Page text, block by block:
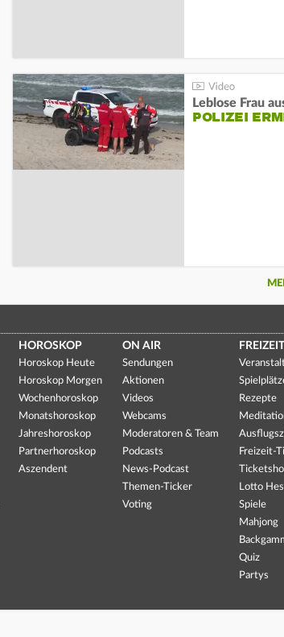
Leblose Frau
POLIZEI
HOROSKOP
Horoskop Heute
Horoskop Morgen
Wochenhoroskop
Monatshoroskop
Jahreshoroskop
Partnerhoroskop
Aszendent
ON AIR
Sendungen
Aktionen
Videos
Webcams
Moderatoren & Team
Podcasts
News-Podcast
Themen-Ticker
Voting
FREIZEIT
Rezepte
Freizeit-
Lotto
Spiele
Mahjong
Quiz
Partys